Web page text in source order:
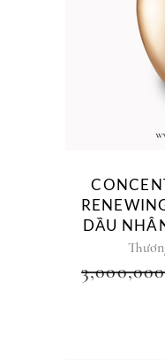
DẦU
3,000,000